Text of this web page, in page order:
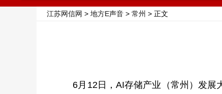
江苏网信网 > 地方E声音 > 常州 > 正文
6月12日，AI存储产业（常州）发展大